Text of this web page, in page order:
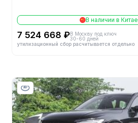
Тип кузова
Кол-во дверей (шт.)
Объем бака (л)
В наличии в Китае
7 524 668 ₽В Москву под ключ
30-60 дней
утилизационный сбор расчитывается отдельно